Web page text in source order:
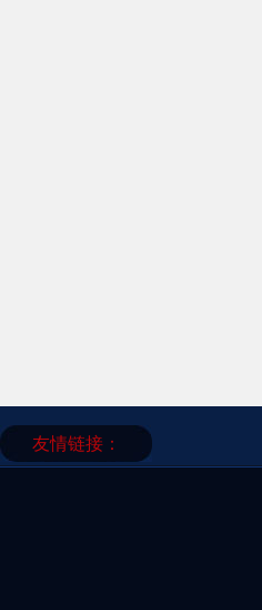
友情链接：